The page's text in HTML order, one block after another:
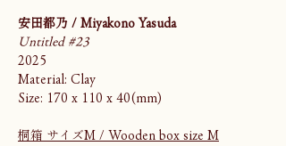
安田都乃 / Miyakono Yasuda
Untitled #23
2025
Material: Clay
Size: 170 x 110 x 40(mm)
桐箱 サイズM / Wooden box size M